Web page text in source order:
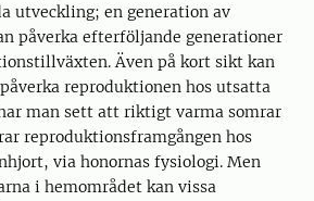
utveckling; en generation av
påverka efterföljande generationer
Även på kort sikt kan
reproduktionen hos utsatta
man sett att riktigt varma somrar
reproduktionsframgången hos
via honornas fysiologi. Men
i hemområdet kan vissa